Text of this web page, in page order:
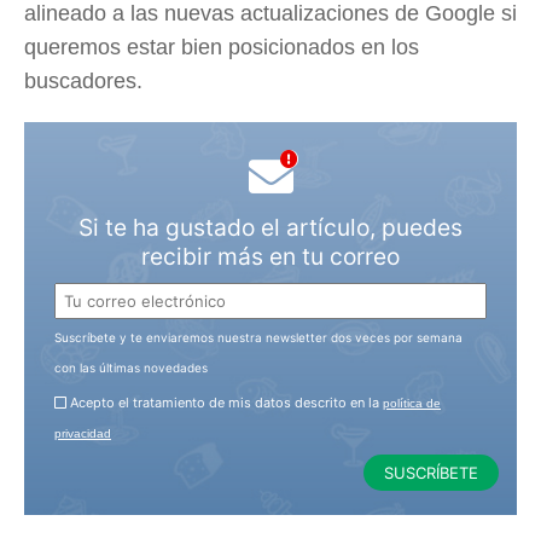
alineado a las nuevas actualizaciones de Google si
queremos estar bien posicionados en los
buscadores.
Si te ha gustado el artículo, puedes
recibir más en tu correo
Suscríbete y te enviaremos nuestra newsletter dos veces por semana
con las últimas novedades
Acepto el tratamiento de mis datos descrito en la política de
privacidad